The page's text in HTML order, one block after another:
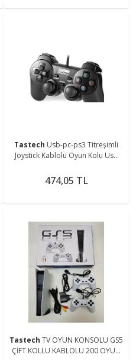
Tastech Usb-pc-ps3 Titreşimli
Joystick Kablolu Oyun Kolu Usb
474,05 TL
Tastech TV OYUN KONSOLU GS5
ÇİFT KOLLU KABLOLU 200 OYUN